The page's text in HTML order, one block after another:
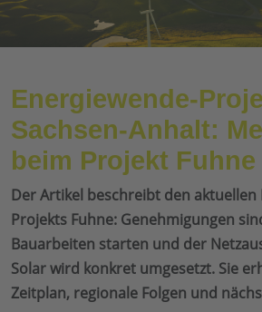
Energiewende-
Sachsen-Anhalt:
beim Projekt Fuhne
Der Artikel beschreibt den aktuellen
Projekts Fuhne: Genehmigungen
Bauarbeiten starten und der
Solar wird konkret umgesetzt. Sie
Zeitplan, regionale Folgen und